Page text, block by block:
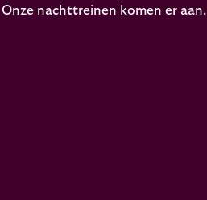
Onze nachttreinen komen er aan.